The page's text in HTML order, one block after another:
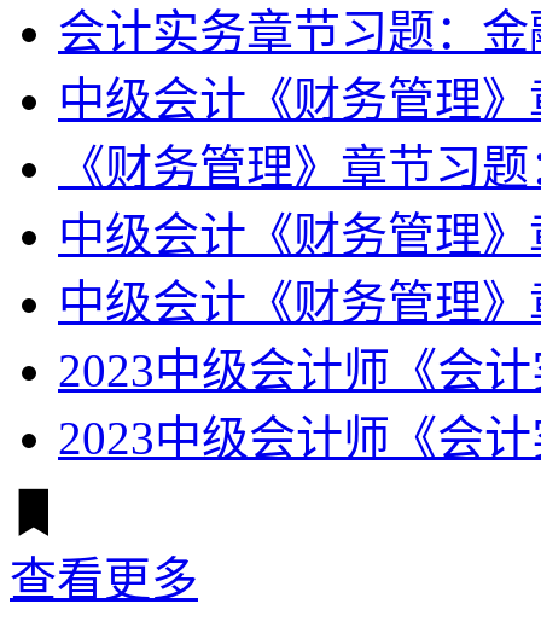
会计实务章节习题：
中级会计《财务管理
《财务管理》章节习
中级会计《财务管理
中级会计《财务管理
2023中级会计师《会
2023中级会计师《会
查看更多